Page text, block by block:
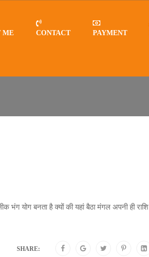
ME CONTACT PAYMENT
योग बनता है क्यों की यहां बैठा मंगल अपनी ही राशि
SHARE: